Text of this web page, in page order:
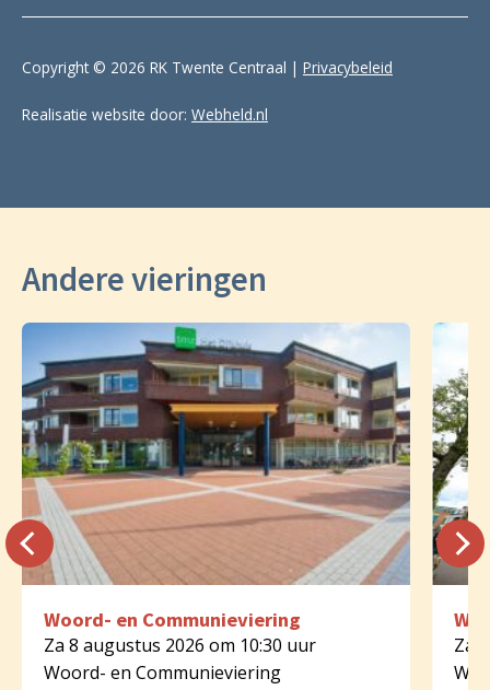
Copyright © 2026 RK Twente Centraal | Privacybeleid
Realisatie website door: Webheld.nl
Andere vieringen
Woord- en Communieviering
Za 8 augustus 2026 om 10:30 uur
Woord- en Communieviering
Za